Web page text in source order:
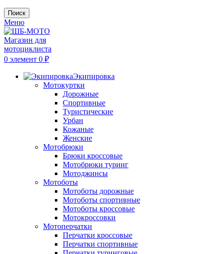
Поиск
Меню
0 элемент 0 ₽
Экипировка
Мотокуртки
Дорожные
Спортивные
Туристические
Урбан
Кожаные
Женские
Мотобрюки
Брюки кроссовые
Мотобрюки туринг
Мотоджинсы
Мотоботы
Мотоботы дорожные
Мотоботы спортивные
Мотоботы кроссовые
Мотокроссовки
Мотоперчатки
Перчатки кроссовые
Перчатки спортивные